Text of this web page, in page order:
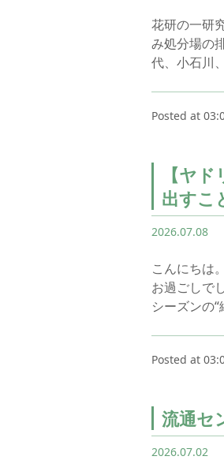
花研の一研
み処分場の
代、小石川
Posted at
【ヤ
出すこ
2026.07.08
こんにちは
お過ごしで
シーズンの
Posted at
流通セ
2026.07.02